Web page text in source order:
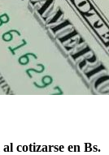
al cotizarse en Bs.